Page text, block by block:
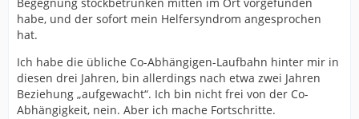
habe, und der sofort mein Helfersyndrom angesprochen
hat.
Ich habe die übliche Co-Abhängigen-Laufbahn hinter mir in
diesen drei Jahren, bin allerdings nach etwa zwei Jahren
Beziehung „aufgewacht“. Ich bin nicht frei von der Co-
Abhängigkeit, nein. Aber ich mache Fortschritte.